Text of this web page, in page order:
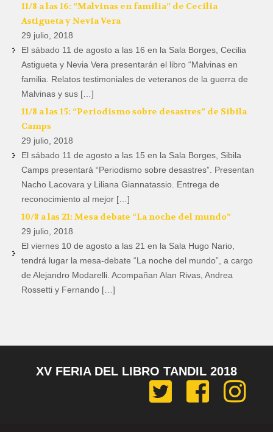
11/8 a las 16: “Malvinas en familia” de Cecilia
Astigueta y Nevia Vera
29 julio, 2018
El sábado 11 de agosto a las 16 en la Sala Borges, Cecilia
Astigueta y Nevia Vera presentarán el libro “Malvinas en
familia. Relatos testimoniales de veteranos de la guerra de
Malvinas y sus […]
11/8 a las 15: “Periodismo sobre desastres” de Sibila
Camps
29 julio, 2018
El sábado 11 de agosto a las 15 en la Sala Borges, Sibila
Camps presentará “Periodismo sobre desastres”. Presentan
Nacho Lacovara y Liliana Giannatassio. Entrega de
reconocimiento al mejor […]
10/8 a las 21: Mesa debate “La noche del mundo”
29 julio, 2018
El viernes 10 de agosto a las 21 en la Sala Hugo Nario,
tendrá lugar la mesa-debate “La noche del mundo”, a cargo
de Alejandro Modarelli. Acompañan Alan Rivas, Andrea
Rossetti y Fernando […]
XV FERIA DEL LIBRO TANDIL 2018